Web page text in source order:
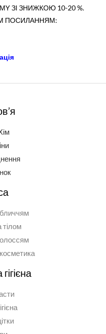
ЗІ ЗНИЖКОЮ 10-20 %.
ПОСИЛАННЯМ:
тілом